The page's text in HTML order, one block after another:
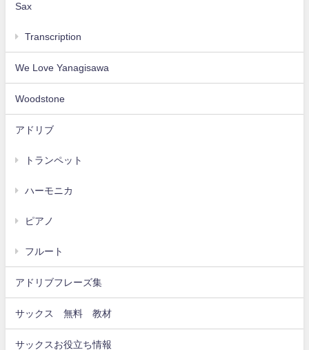
Sax
Transcription
We Love Yanagisawa
Woodstone
アドリブ
トランペット
ハーモニカ
ピアノ
フルート
アドリブフレーズ集
サックス 無料 教材
サックスお役立ち情報